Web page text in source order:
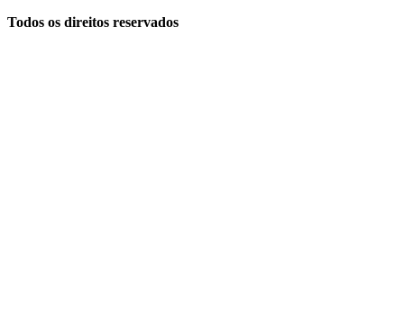
Todos os direitos reservados